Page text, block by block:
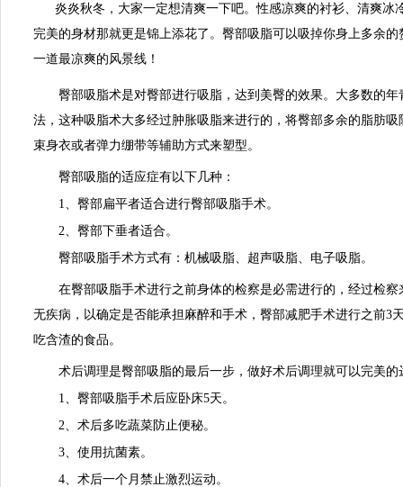
炎炎秋冬，大家一定想清爽一下吧。性感凉爽的衬衫、清爽冰
完美的身材那就更是锦上添花了。臀部吸脂可以吸掉你身上多余
一道最凉爽的风景线！
臀部吸脂术是对臀部进行吸脂，达到美臀的效果。大多数的年
法，这种吸脂术大多经过肿胀吸脂来进行的，将臀部多余的脂肪
束身衣或者弹力绷带等辅助方式来塑型。
臀部吸脂的适应症有以下几种：
1、臀部扁平者适合进行臀部吸脂手术。
2、臀部下垂者适合。
臀部吸脂手术方式有：机械吸脂、超声吸脂、电子吸脂。
在臀部吸脂手术进行之前身体的检察是必需进行的，经过检察
无疾病，以确定是否能承担麻醉和手术，臀部减肥手术进行之前3
吃含渣的食品。
术后调理是臀部吸脂的最后一步，做好术后调理就可以完美的
1、臀部吸脂手术后应卧床5天。
2、术后多吃蔬菜防止便秘。
3、使用抗菌素。
4、术后一个月禁止激烈运动。